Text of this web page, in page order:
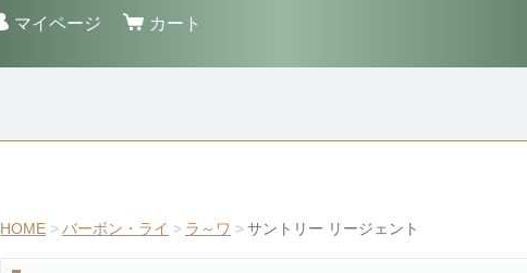
マイページ カート
HOME バーボン・ライ ラ～ワ サントリー リージェント